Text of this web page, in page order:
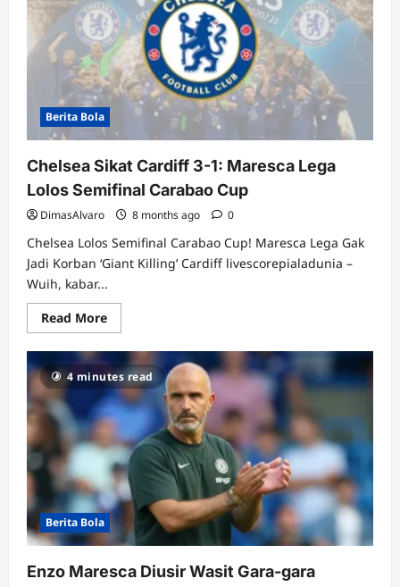
&
Newcastle
Susul
Chelsea,
Drama
Menit
Akhir
di
St
James’
Park!
Berita Bola
Chelsea Sikat Cardiff 3-1: Maresca Lega
Lolos Semifinal Carabao Cup
DimasAlvaro 8 months ago 0
Chelsea Lolos Semifinal Carabao Cup! Maresca Lega Gak
Jadi Korban ‘Giant Killing’ Cardiff livescorepialadunia –
Wuih, kabar...
Read MoreRead
more
Chelsea
Sikat
Cardiff
3-
1:
Maresca
Lega
Lolos
Semifinal
Carabao
Cup
4 minutes read
Berita Bola
Enzo Maresca Diusir Wasit Gara-gara